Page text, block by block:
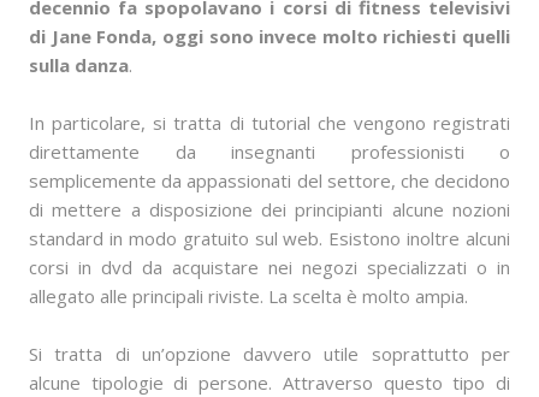
decennio fa spopolavano i corsi di fitness televisivi
di Jane Fonda, oggi sono invece molto richiesti quelli
sulla danza.
In particolare, si tratta di tutorial che vengono registrati
direttamente da insegnanti professionisti o
semplicemente da appassionati del settore, che decidono
di mettere a disposizione dei principianti alcune nozioni
standard in modo gratuito sul web. Esistono inoltre alcuni
corsi in dvd da acquistare nei negozi specializzati o in
allegato alle principali riviste. La scelta è molto ampia.
Si tratta di un’opzione davvero utile soprattutto per
alcune tipologie di persone. Attraverso questo tipo di